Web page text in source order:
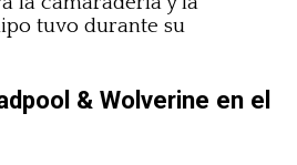
tuvo durante su
& Wolverine en el